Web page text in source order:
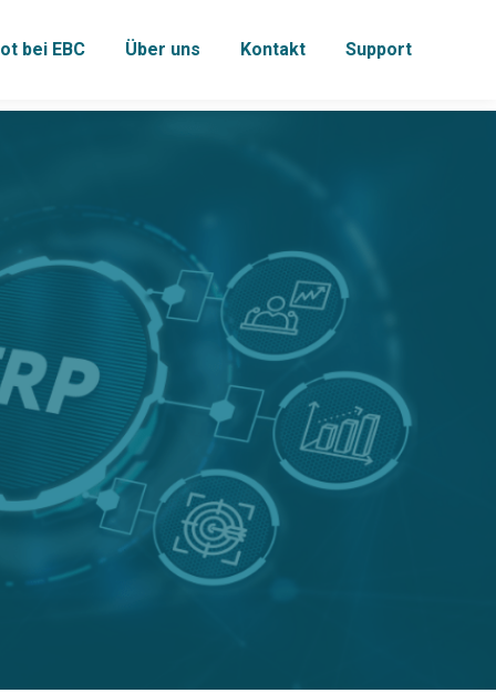
bei EBC Über uns Kontakt Support